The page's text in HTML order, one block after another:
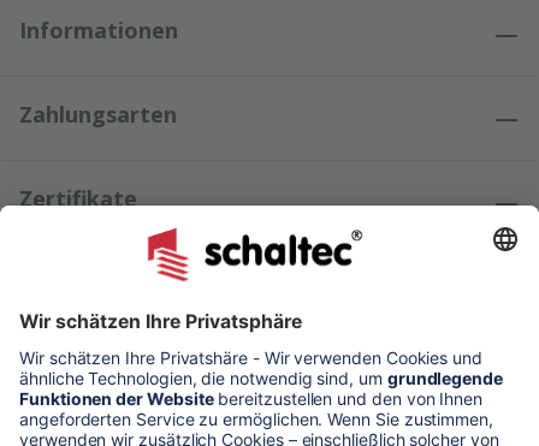
Informationen
Zahlungsarten
Zertifikate
Kundenmeinungen